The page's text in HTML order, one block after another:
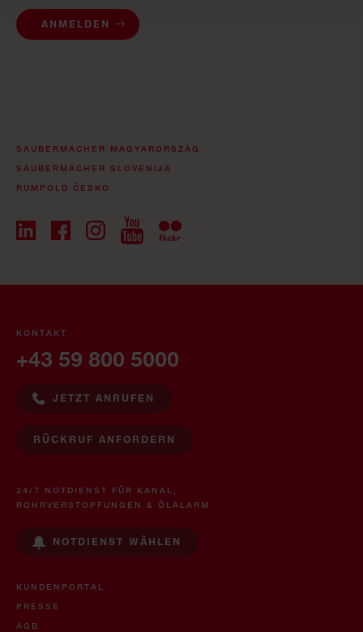
ANMELDEN
SAUBERMACHER MAGYARORSZÁG
SAUBERMACHER SLOVENIJA
RUMPOLD ČESKO
KONTAKT
+43 59 800 5000
JETZT ANRUFEN
RÜCKRUF ANFORDERN
24/7 NOTDIENST FÜR KANAL,
ROHRVERSTOPFUNGEN & ÖLALARM
NOTDIENST WÄHLEN
KUNDENPORTAL
PRESSE
AGB